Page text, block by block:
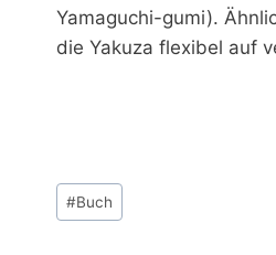
Yamaguchi-gumi).
die Yakuza flexibel auf
Schlagworte:
#Buch